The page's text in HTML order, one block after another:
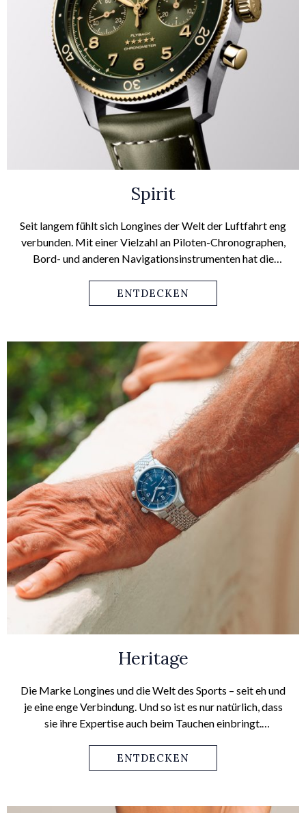
Spirit
Seit langem fühlt sich Longines der Welt der Luftfahrt eng
verbunden. Mit einer Vielzahl an Piloten-Chronographen,
Bord- und anderen Navigationsinstrumenten hat die
Luftfahrt in der gesamten ersten Hälfte des 20.
Jahrhunderts begleitet.
ENTDECKEN
Heritage
Die Marke Longines und die Welt des Sports – seit eh und
je eine enge Verbindung. Und so ist es nur natürlich, dass
sie ihre Expertise auch beim Tauchen einbringt.
enorme Zuverlässigkeit.
ENTDECKEN